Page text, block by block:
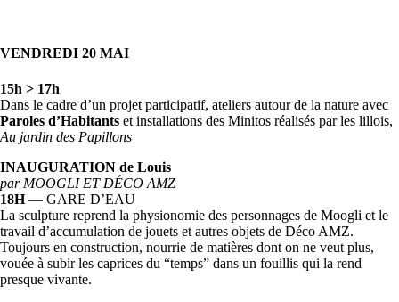
VENDREDI 20 MAI
15h > 17h
Dans le cadre d’un projet participatif, ateliers autour de la nature avec
Paroles d’Habitants et installations des Minitos réalisés par les lillois,
Au jardin des Papillons
INAUGURATION de Louis
par MOOGLI ET DÉCO AMZ
18H— GARE D’EAU
La sculpture reprend la physionomie des personnages de Moogli et le
travail d’accumulation de jouets et autres objets de Déco AMZ.
Toujours en construction, nourrie de matières dont on ne veut plus,
vouée à subir les caprices du “temps” dans un fouillis qui la rend
presque vivante.